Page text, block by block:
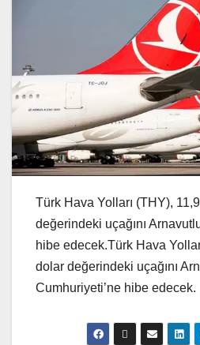
Türk ‌Hava Yolları (THY),
‌değerindeki uçağını
hibe ‍edecek.Türk ‌Hava
dolar ‌değerindeki uçağını
Cumhuriyeti’ne hibe ‍edecek.